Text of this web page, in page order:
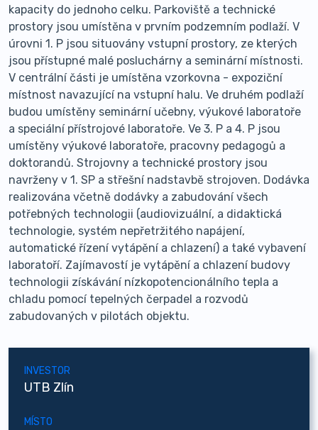
kapacity do jednoho celku. Parkoviště a technické
prostory jsou umístěna v prvním podzemním podlaží. V
úrovni 1. P jsou situovány vstupní prostory, ze kterých
jsou přístupné malé posluchárny a seminární místnosti.
V centrální části je umístěna vzorkovna - expoziční
místnost navazující na vstupní halu. Ve druhém podlaží
budou umístěny seminární učebny, výukové laboratoře
a speciální přístrojové laboratoře. Ve 3. P a 4. P jsou
umístěny výukové laboratoře, pracovny pedagogů a
doktorandů. Strojovny a technické prostory jsou
navrženy v 1. SP a střešní nadstavbě strojoven. Dodávka
realizována včetně dodávky a zabudování všech
potřebných technologii (audiovizuální, a didaktická
technologie, systém nepřetržitého napájení,
automatické řízení vytápění a chlazení) a také vybavení
laboratoří. Zajímavostí je vytápění a chlazení budovy
technologii získávání nízkopotencionálního tepla a
chladu pomocí tepelných čerpadel a rozvodů
zabudovaných v pilotách objektu.
INVESTOR
UTB Zlín
MÍSTO